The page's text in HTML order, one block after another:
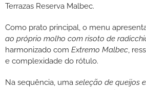
Terrazas Reserva Malbec.
Como prato principal, o menu
ao próprio molho com risoto de
harmonizado com Extremo Malbec,
e complexidade do rótulo.
Na sequência, uma seleção de queijos